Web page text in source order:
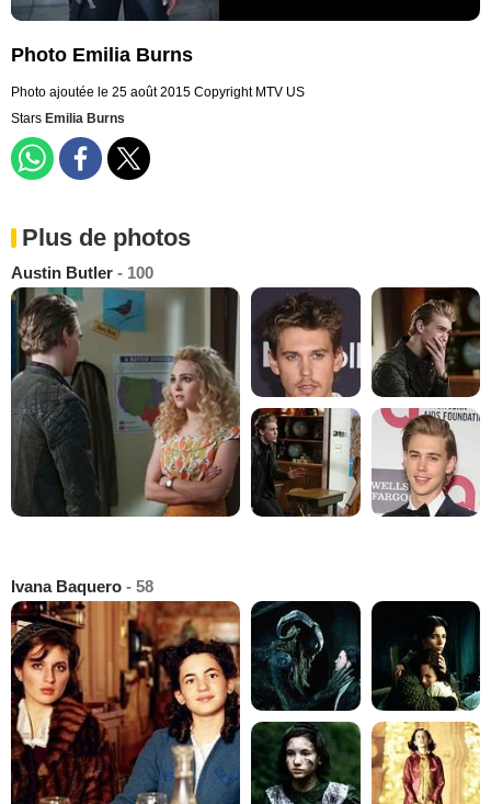
Photo Emilia Burns
Photo ajoutée le 25 août 2015 Copyright MTV US
Stars Emilia Burns
Plus de photos
Austin Butler - 100
Ivana Baquero - 58